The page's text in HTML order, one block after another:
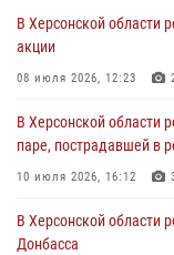
место на
18 июня 2026, 11:46
поздравил ветеранов
11 июня 2026, 21:01
фестиваля медийного
документальных
В Херсонской области
акции
08 июля 2026, 12:23
В Херсонской области
паре, пострадавшей в
10 июля 2026, 16:12
В Херсонской области
Донбасса